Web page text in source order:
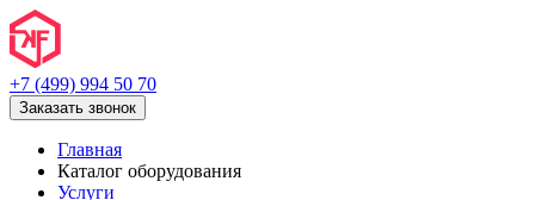
+7 (499) 994 50 70
Заказать звонок
Главная
Каталог оборудования
Услуги